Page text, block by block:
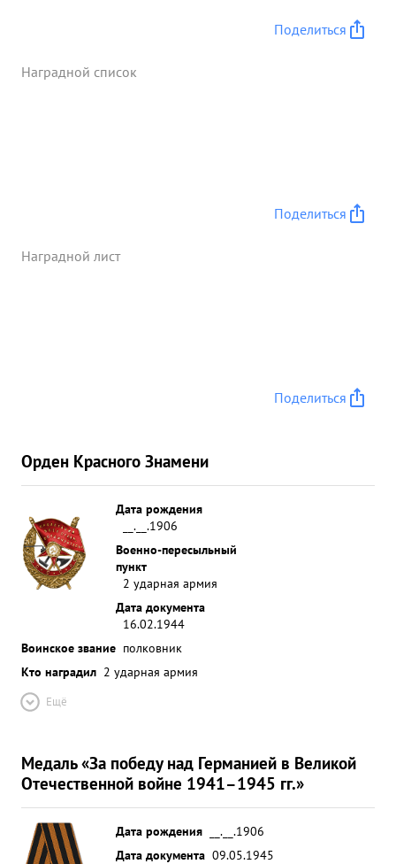
Поделиться
Наградной список
Поделиться
Наградной лист
Поделиться
Орден Красного Знамени
Дата рождения
__.__.1906
Военно-пересыльный
пункт
2 ударная армия
Дата документа
16.02.1944
Воинское звание полковник
Кто наградил 2 ударная армия
Ещё
Медаль «За победу над Германией в Великой
Отечественной войне 1941–1945 гг.»
Дата рождения
__.__.1906
Дата документа 09.05.1945